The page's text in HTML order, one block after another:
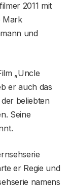
2011 mit
Mark
und
„Uncle
er auch das
beliebten
Seine
er Regie und
namens